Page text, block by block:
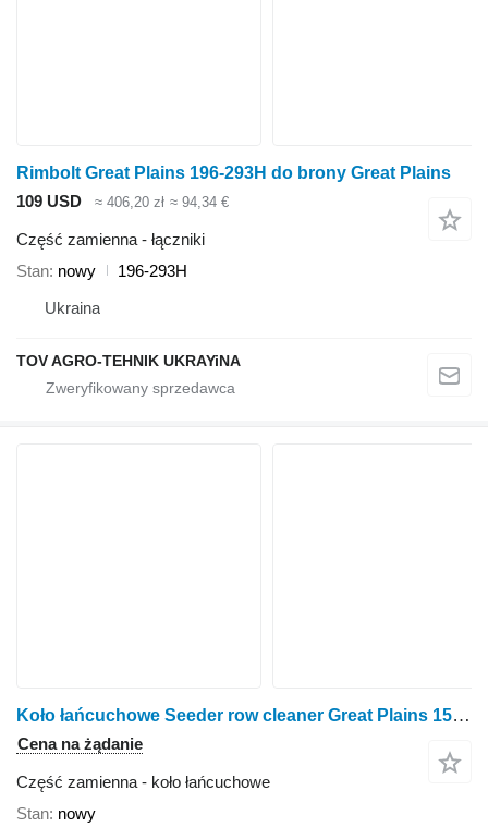
Rimbolt Great Plains 196-293H do brony Great Plains
109 USD
≈ 406,20 zł ≈ 94,34 €
Część zamienna - łączniki
Stan nowy
196-293H
Ukraina
TOV AGRO-TEHNIK UKRAYiNA
Koło łańcuchowe Seeder row cleaner Great Plains 1500 do brony Great Plains 1500
Cena na żądanie
Część zamienna - koło łańcuchowe
Stan nowy